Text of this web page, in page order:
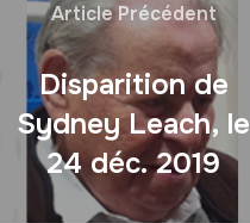
Article Précédent
Disparition de
Sydney Leach, le
24 déc. 2019